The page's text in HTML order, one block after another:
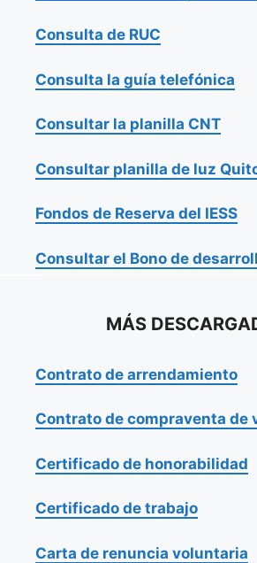
Consulta de RUC
Consulta la guía telefónica
Consultar la planilla CNT
Consultar planilla de luz
Fondos de Reserva del IESS
Consultar el Bono de
MÁS
Contrato de arrendamiento
Contrato de compraventa de
Certificado de honorabilidad
Certificado de trabajo
Carta de renuncia voluntaria